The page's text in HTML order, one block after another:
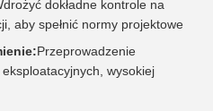
dokładne kontrole na
aby spełnić normy projektowe
Przeprowadzenie
wysokiej